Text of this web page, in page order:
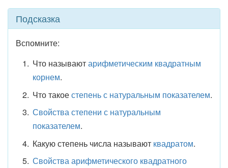
Подсказка
Вспомните:
Что называютарифметическим квадратным
корнем.
Что такоестепень с натуральным показателем.
Свойства степени с натуральным
показателем.
Какую степень числа называют квадратом.
Свойства арифметического квадратного